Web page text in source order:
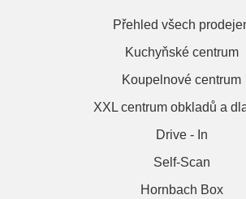
Přehled všech
Kuchyňské centrum
Koupelnové centrum
XXL centrum obkladů a
Drive - In
Self-Scan
Hornbach Box